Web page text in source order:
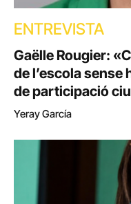
ENTREVISTA
Gaëlle Rougier:
de l’escola
de participació
Yeray García